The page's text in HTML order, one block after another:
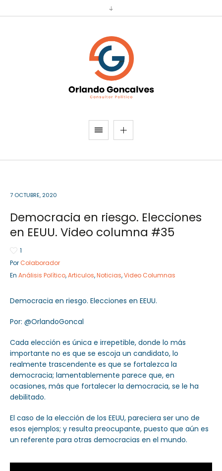
Sector Público Empresa Privada
7 OCTUBRE, 2020
Democracia en riesgo. Elecciones
en EEUU. Video columna #35
1
Por Colaborador
En Análisis Político,Articulos,Noticias,Video Columnas
Democracia en riesgo. Elecciones en EEUU.
Por: @OrlandoGoncal
Cada elección es única e irrepetible, donde lo más
importante no es que se escoja un candidato, lo
realmente trascendente es que se fortalezca la
democracia; lamentablemente parece que, en
ocasiones, más que fortalecer la democracia, se le ha
debilitado.
El caso de la elección de los EEUU, pareciera ser uno de
esos ejemplos; y resulta preocupante, puesto que aún es
un referente para otras democracias en el mundo.